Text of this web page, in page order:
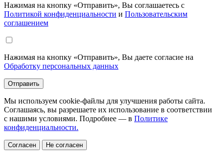
Нажимая на кнопку «Отправить», Вы соглашаетесь с
Политикой конфиденциальности и Пользовательским
соглашением
Нажимая на кнопку «Отправить», Вы даете согласие на
Обработку персональных данных
Отправить
Мы используем cookie-файлы для улучшения работы сайта.
Соглашаясь, вы разрешаете их использование в соответствии
с нашими условиями. Подробнее — в Политике
конфиденциальности.
Согласен Не согласен